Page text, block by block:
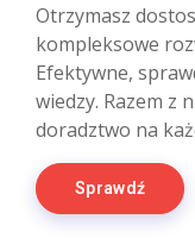
Otrzymasz
kompleksowe
Efektywne,
wiedzy. Razem z
doradztwo na
Sprawdź